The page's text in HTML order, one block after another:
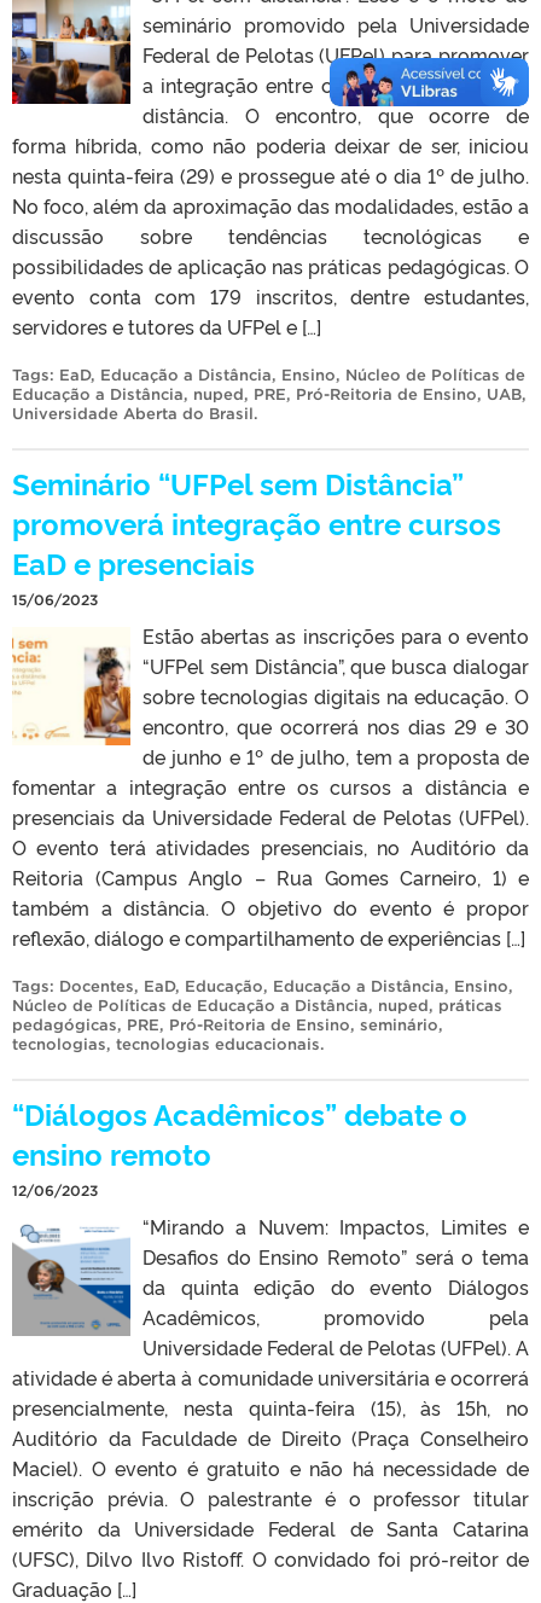
seminário promovido pela Universidade
Federal de Pelotas (UFPel) para promover
a integração entre cursos presenciais e a
distância. O encontro, que ocorre de
forma híbrida, como não poderia deixar de ser, iniciou
nesta quinta-feira (29) e prossegue até o dia 1º de julho.
No foco, além da aproximação das modalidades, estão a
discussão sobre tendências tecnológicas e
possibilidades de aplicação nas práticas pedagógicas. O
evento conta com 179 inscritos, dentre estudantes,
servidores e tutores da UFPel e […]
Tags: EaD, Educação a Distância, Ensino, Núcleo de Políticas de
Educação a Distância, nuped, PRE, Pró-Reitoria de Ensino, UAB,
Universidade Aberta do Brasil.
Seminário “UFPel sem Distância”
promoverá integração entre cursos
EaD e presenciais
15/06/2023
Estão abertas as inscrições para o evento
“UFPel sem Distância”, que busca dialogar
sobre tecnologias digitais na educação. O
encontro, que ocorrerá nos dias 29 e 30
de junho e 1º de julho, tem a proposta de
fomentar a integração entre os cursos a distância e
presenciais da Universidade Federal de Pelotas (UFPel).
O evento terá atividades presenciais, no Auditório da
Reitoria (Campus Anglo – Rua Gomes Carneiro, 1) e
também a distância. O objetivo do evento é propor
reflexão, diálogo e compartilhamento de experiências […]
Tags: Docentes, EaD, Educação, Educação a Distância, Ensino,
Núcleo de Políticas de Educação a Distância, nuped, práticas
pedagógicas, PRE, Pró-Reitoria de Ensino, seminário,
tecnologias, tecnologias educacionais.
“Diálogos Acadêmicos” debate o
ensino remoto
12/06/2023
“Mirando a Nuvem: Impactos, Limites e
Desafios do Ensino Remoto” será o tema
da quinta edição do evento Diálogos
Acadêmicos, promovido pela
Universidade Federal de Pelotas (UFPel). A
atividade é aberta à comunidade universitária e ocorrerá
presencialmente, nesta quinta-feira (15), às 15h, no
Auditório da Faculdade de Direito (Praça Conselheiro
Maciel). O evento é gratuito e não há necessidade de
inscrição prévia. O palestrante é o professor titular
emérito da Universidade Federal de Santa Catarina
(UFSC), Dilvo Ilvo Ristoff. O convidado foi pró-reitor de
Graduação […]